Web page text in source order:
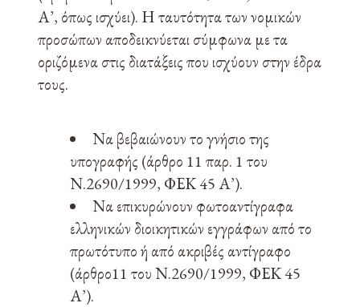
Α’, όπως ισχύει). Η ταυτότητα των νομικών
προσώπων αποδεικνύεται σύμφωνα με τα
οριζόμενα στις διατάξεις που ισχύουν στην έδρα
τους.
Να βεβαιώνουν το γνήσιο της
υπογραφής (άρθρο 11 παρ. 1 του
Ν.2690/1999, ΦΕΚ 45 Α’).
Να επικυρώνουν φωτοαντίγραφα
ελληνικών διοικητικών εγγράφων από το
πρωτότυπο ή από ακριβές αντίγραφο
(άρθρο11 του Ν.2690/1999, ΦΕΚ 45
Α’).